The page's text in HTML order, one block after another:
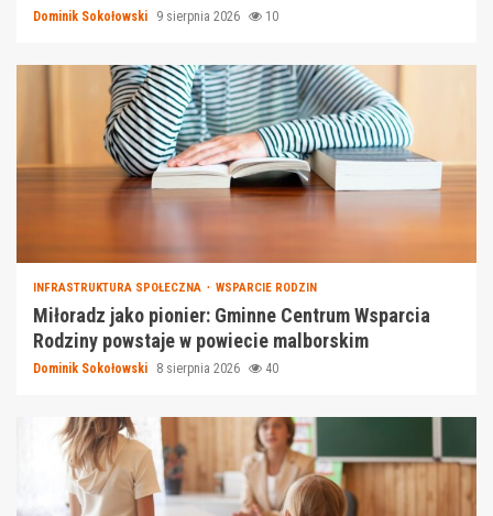
Dominik Sokołowski 9 sierpnia 2026 10
INFRASTRUKTURA SPOŁECZNA WSPARCIE RODZIN
Miłoradz jako pionier: Gminne Centrum Wsparcia
Rodziny powstaje w powiecie malborskim
Dominik Sokołowski 8 sierpnia 2026 40